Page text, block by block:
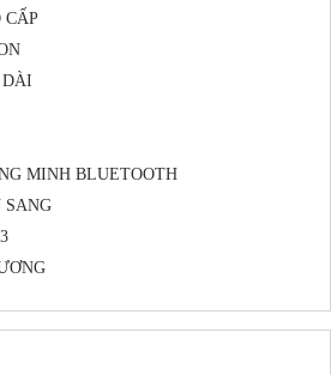
CẤP
DÀI
MINH BLUETOOTH
SANG